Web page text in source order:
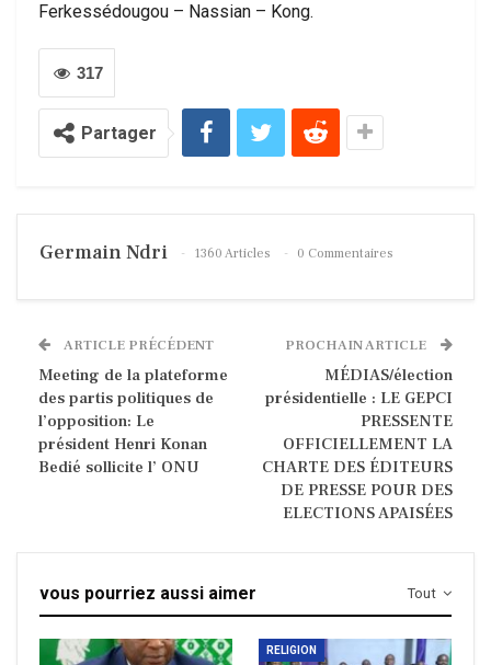
Ferkessédougou – Nassian – Kong.
317
Partager
Germain Ndri 1360 Articles 0 Commentaires
ARTICLE PRÉCÉDENT
Meeting de la plateforme
des partis politiques de
l’opposition: Le
président Henri Konan
Bedié sollicite l’ ONU
PROCHAIN ARTICLE
MÉDIAS/élection
présidentielle : LE GEPCI
PRESSENTE
OFFICIELLEMENT LA
CHARTE DES ÉDITEURS
DE PRESSE POUR DES
ELECTIONS APAISÉES
Tout
vous pourriez aussi aimer
RELIGION